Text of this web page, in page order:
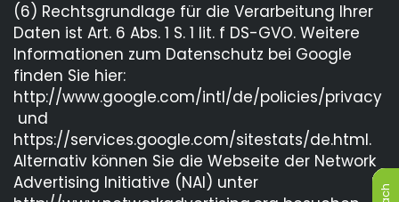
(6) Rechtsgrundlage für die Verarbeitung Ihrer
Daten ist Art. 6 Abs. 1 S. 1 lit. f DS-GVO. Weitere
Informationen zum Datenschutz bei Google
finden Sie hier:
http://www.google.com/intl/de/policies/privacy
und
https://services.google.com/sitestats/de.html.
Alternativ können Sie die Webseite der Network
Advertising Initiative (NAI) unter